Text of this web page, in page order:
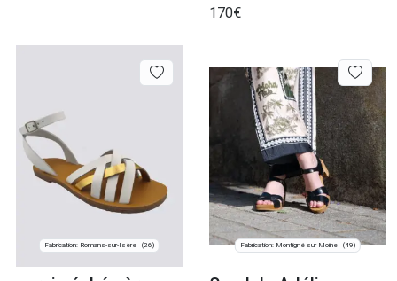
170€
Fabrication: Romans-sur-Isère (26) Fabrication: Montigné sur Moine (49)